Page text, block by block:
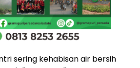
sering kehabisan air bersih